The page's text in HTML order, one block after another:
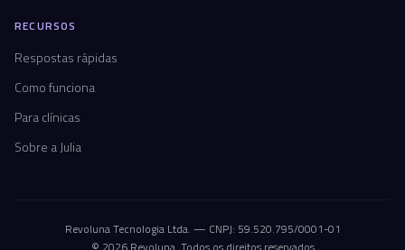
RECURSOS
Respostas rápidas
Como funciona
Para clínicas
Sobre a Julia
Revoluna Tecnologia Ltda. — CNPJ: 59.520.795/0001-01